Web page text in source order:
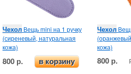
Чехол Вещь mini на 1 ручку
(сиреневый, натуральная
кожа)
800 р. в корзину
Чехол
кожа)
800 р.